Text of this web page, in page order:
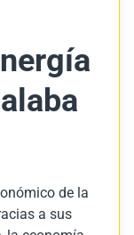
de la
a sus